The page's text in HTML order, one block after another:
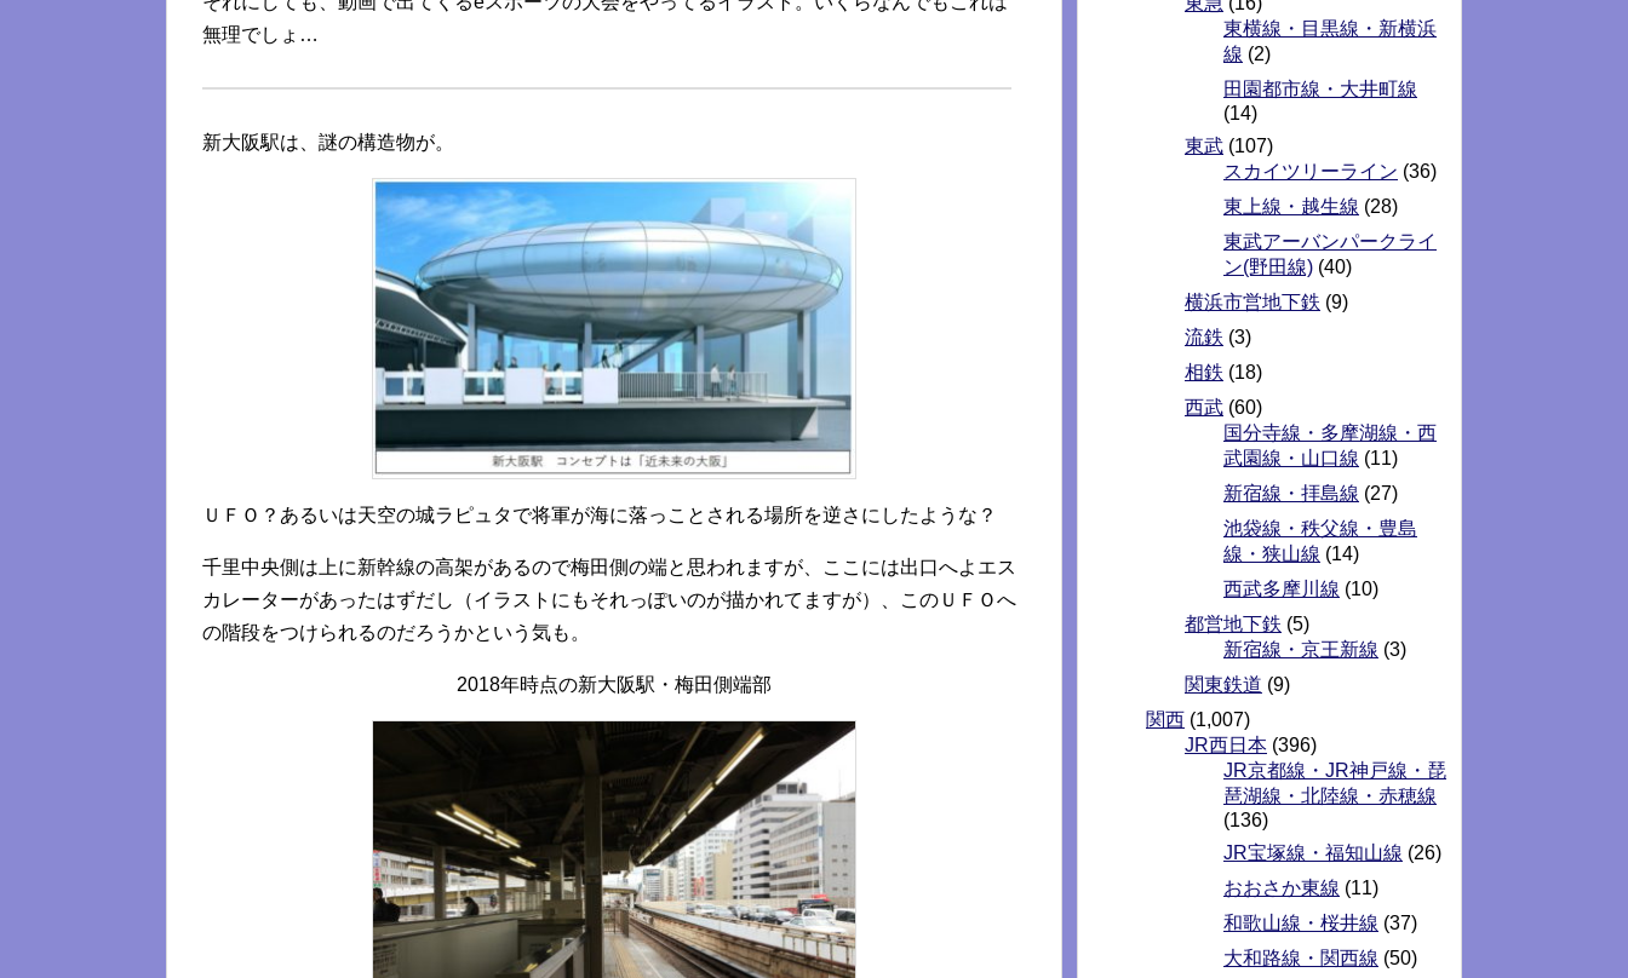
無理でしょ…
新大阪駅は、謎の構造物が。
ＵＦＯ？あるいは天空の城ラピュタで将軍が海に落っことされる場所を逆さにしたような？
千里中央側は上に新幹線の高架があるので梅田側の端と思われますが、ここには出口へよエス
カレーターがあったはずだし（イラストにもそれっぽいのが描かれてますが）、このＵＦＯへ
の階段をつけられるのだろうかという気も。
2018年時点の新大阪駅・梅田側端部
東横線・目黒線・新横浜
線 (2)
田園都市線・大井町線
(14)
東武 (107)
スカイツリーライン (36)
東上線・越生線 (28)
東武アーバンパークライ
ン(野田線) (40)
横浜市営地下鉄 (9)
流鉄 (3)
相鉄 (18)
西武 (60)
国分寺線・多摩湖線・西
武園線・山口線 (11)
新宿線・拝島線 (27)
池袋線・秩父線・豊島
線・狭山線 (14)
西武多摩川線 (10)
都営地下鉄 (5)
新宿線・京王新線 (3)
関東鉄道 (9)
関西 (1,007)
JR西日本 (396)
JR京都線・JR神戸線・琵
琶湖線・北陸線・赤穂線
(136)
JR宝塚線・福知山線 (26)
おおさか東線 (11)
和歌山線・桜井線 (37)
大和路線・関西線 (50)